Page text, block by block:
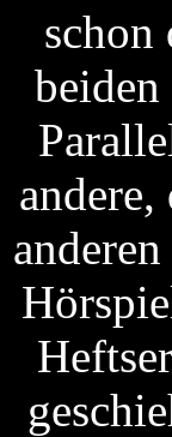
schon
beiden